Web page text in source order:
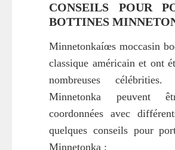
CONSEILS POUR
BOTTINES
Minnetonkaíœs moccasin
classique américain et ont
nombreuses
Minnetonka peuvent
coordonnées avec
quelques conseils pour
Minnetonka :